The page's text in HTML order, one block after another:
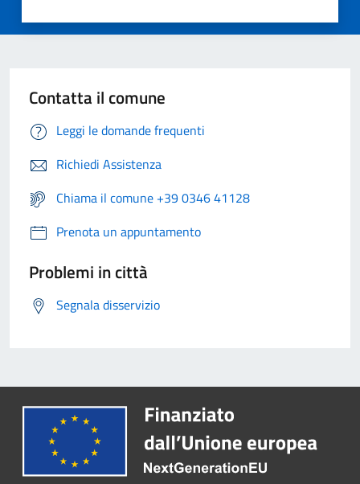
Contatta il comune
Leggi le domande frequenti
Richiedi Assistenza
Chiama il comune +39 0346 41128
Prenota un appuntamento
Problemi in città
Segnala disservizio